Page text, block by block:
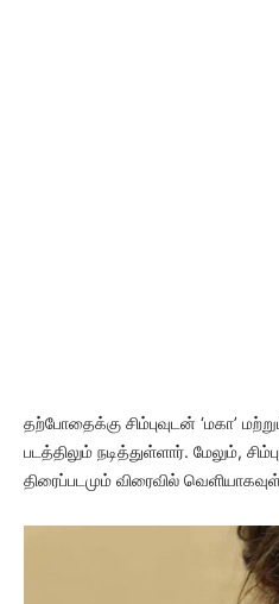
தற்போதைக்கு சிம்புவுடன் ‘மகா’
படத்திலும் நடித்துள்ளார். மேலும்,
திரைப்படமும் விரைவில்